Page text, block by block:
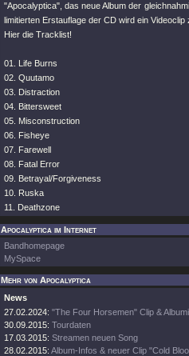
"Apocalyptica", das neue Album der
limitierten Erstauflage der CD wird ein
Hier die Tracklist!
01. Life Burns
02. Quutamo
03. Distraction
04. Bittersweet
05. Misconstruction
06. Fisheye
07. Farewell
08. Fatal Error
09. Betrayal/Forgiveness
10. Ruska
11. Deathzone
Apocalyptica im Internet
Bandhomepage
MySpace
Mehr von Apocalyptica
News
27.02.2024: "The Four Horsemen" Clip &
30.09.2015: Tourdaten
17.03.2015: Streamen neuen Song
28.02.2015: Album-Infos & neuer Clip "Cold